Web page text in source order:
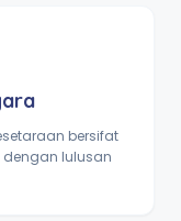
bersifat
lulusan